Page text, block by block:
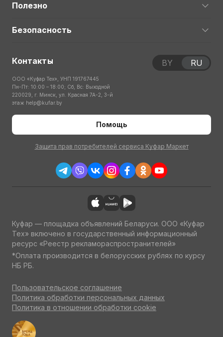
Полезно
Безопасность
Контакты
ООО «Куфар Тех», УНП 191767445
Пн-Пт: 10:00 – 18:00; Сб, Вс: Выходной
220029, г. Минск, ул. Красная 7А-2, 3-й
этаж help@kufar.by
Помощь
Защита прав потребителей сервиса Куфар Маркет
BY RU
Куфар — площадка объявлений Беларуси. ООО «Куфар
Тех» включено в государственный информационный
ресурс «Реестр рекламораспространителей»
*Оплата производится в белорусских рублях по курсу
НБ РБ.
Пользовательское соглашение
Политика обработки персональных данных
Политика в отношении обработки cookie